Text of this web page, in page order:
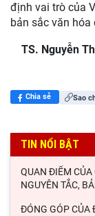
định vai trò của
bản sắc văn hóa
TS. Nguyễn
Chia sẻ Sao
TIN NỔI BẬT
QUAN ĐIỂM CỦA
NGUYÊN TẮC,
ĐÓNG GÓP CỦA